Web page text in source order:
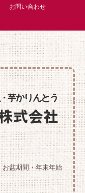
お問い合わせ
お盆期間・年末年始